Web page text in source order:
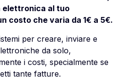
al tuo
costo che varia da 1€ a 5€.
per creare, inviare e
da solo,
i costi, specialmente se
tante fatture.